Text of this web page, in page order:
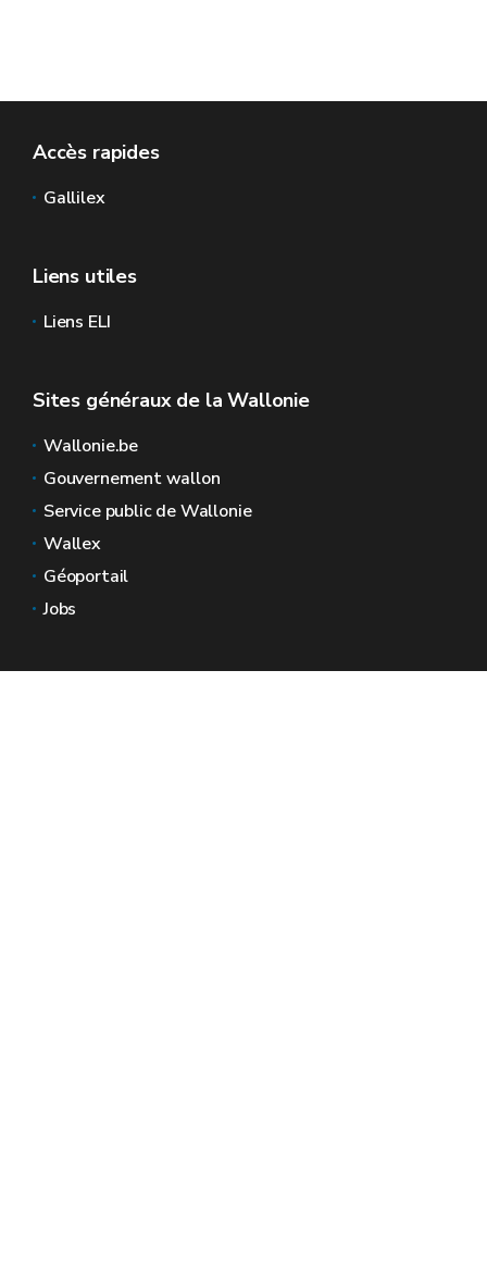
Accès rapides
Gallilex
Liens utiles
Liens ELI
Sites généraux de la Wallonie
Wallonie.be
Gouvernement wallon
Service public de Wallonie
Wallex
Géoportail
Jobs